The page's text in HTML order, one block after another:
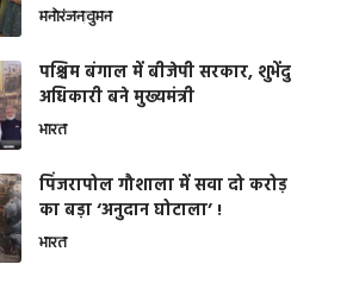
मनोरंजनवुमन
पश्चिम बंगाल में बीजेपी सरकार, शुभेंदु
अधिकारी बने मुख्यमंत्री
भारत
​पिंजरापोल गौशाला में सवा दो करोड़
का बड़ा ‘अनुदान घोटाला’ !
भारत